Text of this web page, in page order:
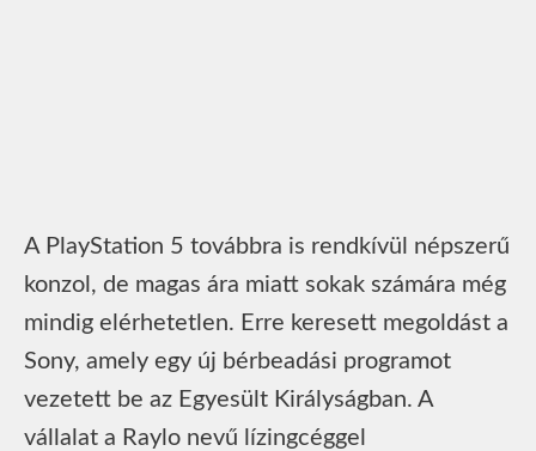
A PlayStation 5 továbbra is rendkívül népszerű
konzol, de magas ára miatt sokak számára még
mindig elérhetetlen. Erre keresett megoldást a
Sony, amely egy új bérbeadási programot
vezetett be az Egyesült Királyságban. A
vállalat a Raylo nevű lízingcéggel